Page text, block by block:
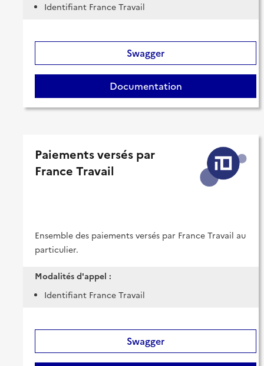
Identifiant France Travail
Swagger
Documentation
Paiements versés par
France Travail
Ensemble des paiements versés par France Travail au
particulier.
Modalités d'appel :
Identifiant France Travail
Swagger